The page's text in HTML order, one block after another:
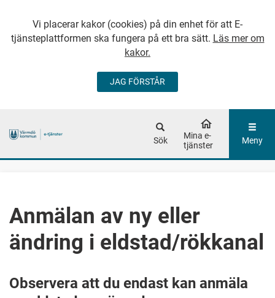
Vi placerar kakor (cookies) på din enhet för att E-
tjänsteplattformen ska fungera på ett bra sätt. Läs mer om
kakor.
JAG FÖRSTÅR
GÅ DIREKT TILL
Sök
Mina e-
tjänster
Meny
Anmälan av ny eller
ändring i eldstad/rökkanal
Observera att du endast kan anmäla